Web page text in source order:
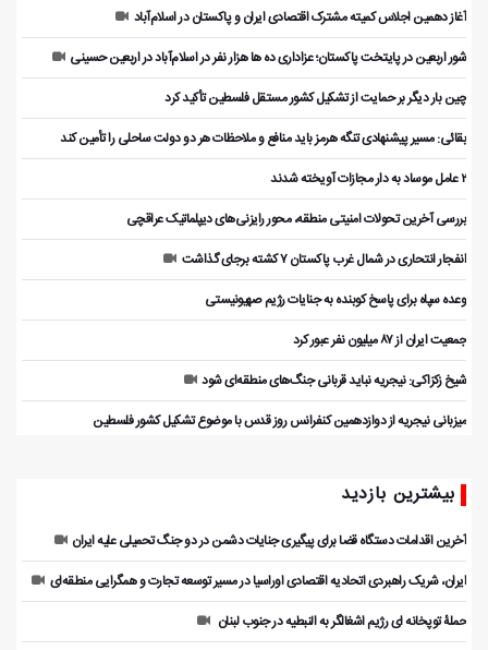
آغاز دهمین اجلاس کمیته مشترک اقتصادی ایران و پاکستان در اسلام‌آباد
شور اربعین در پایتخت پاکستان؛ عزاداری ده ها هزار نفر در اسلام‌آباد در اربعین حسینی
چین بار دیگر بر حمایت از تشکیل کشور مستقل فلسطین تأکید کرد
بقائی: مسیر پیشنهادی تنگه هرمز باید منافع و ملاحظات هر دو دولت ساحلی را تأمین کند
۲ عامل موساد به دار مجازات آویخته شدند
بررسی آخرین تحولات امنیتی منطقه، محور رایزنی‌های دیپلماتیک عراقچی
انفجار انتحاری در شمال غرب پاکستان ۷ کشته برجای گذاشت
وعده سپاه برای پاسخ کوبنده به جنایات رژیم صهیونیستی
جمعیت ایران از ۸۷ میلیون نفر عبور کرد
شیخ زکزاکی: نیجریه نباید قربانی جنگ‌های منطقه‌ای شود
میزبانی نیجریه از دوازدهمین کنفرانس روز قدس با موضوع تشکیل کشور فلسطین
بیشترین بازدید
آخرین اقدامات دستگاه قضا برای پیگیری جنایات دشمن در دو جنگ تحمیلی علیه ایران
ایران، شریک راهبردی اتحادیه اقتصادی اوراسیا در مسیر توسعه تجارت و همگرایی منطقه‌ای
حملۀ توپخانه ای رژیم اشغالگر به النبطیه در جنوب لبنان